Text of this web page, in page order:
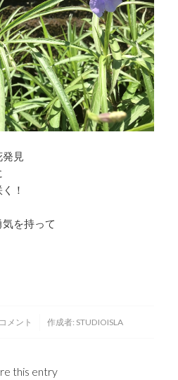
見
！
を持って
メント 作成者: STUDIOISLA
this entry